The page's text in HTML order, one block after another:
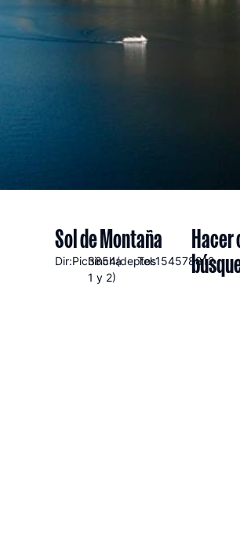
Sol de Montaña
Dir:Pichincha3854(deptos
1 y 2)
Tel:154578812
Hacer